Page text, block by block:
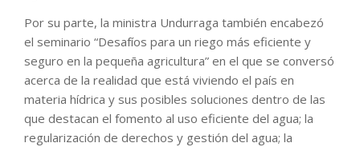
Por su parte, la ministra Undurraga también encabezó
el seminario “Desafíos para un riego más eficiente y
seguro en la pequeña agricultura” en el que se conversó
acerca de la realidad que está viviendo el país en
materia hídrica y sus posibles soluciones dentro de las
que destacan el fomento al uso eficiente del agua; la
regularización de derechos y gestión del agua; la